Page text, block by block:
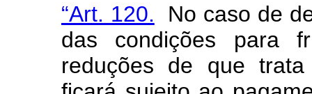
“Art. 120. No caso de
das condições para
reduções de que